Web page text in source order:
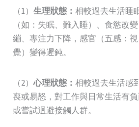
（1） 生理狀態： 相較過去生活睡
（如：失眠、難入睡）、食慾改
繃、專注力下降，感官（五感：
覺）變得遲鈍。
（2）心理狀態： 相較過去生活感
喪或易怒，對工作與日常生活有
或嘗試迴避接觸人群。